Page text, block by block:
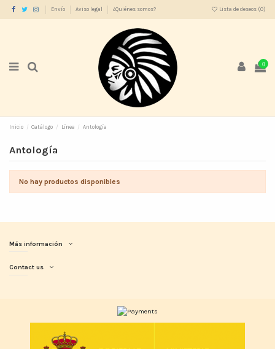
Envío Aviso legal ¿Quiénes somos? Lista de deseos (0)
0
Inicio Catálogo Línea Antología
Antología
No hay productos disponibles
Más información
Contact us